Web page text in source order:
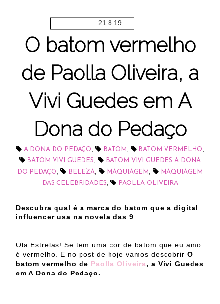
21.8.19
O batom vermelho
de Paolla Oliveira, a
Vivi Guedes em A
Dona do Pedaço
A DONA DO PEDAÇO BATOM BATOM VERMELHO
BATOM VIVI GUEDES
BATOM VIVI GUEDES A DONA
DO PEDAÇO
BELEZA MAQUIAGEM
MAQUIAGEM
DAS CELEBRIDADES
PAOLLA OLIVEIRA
Descubra qual é a marca do batom que a digital
influencer usa na novela das 9
Olá Estrelas! Se tem uma cor de batom que eu amo
é vermelho. E no post de hoje vamos descobrir O
batom vermelho de Paolla Oliveira, a Vivi Guedes
em A Dona do Pedaço.